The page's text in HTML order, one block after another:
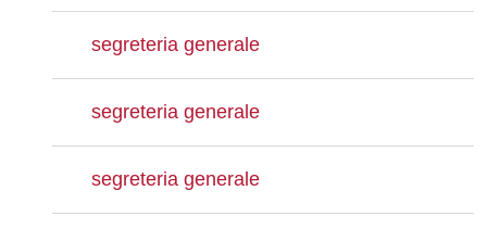
segreteria generale
segreteria generale
segreteria generale